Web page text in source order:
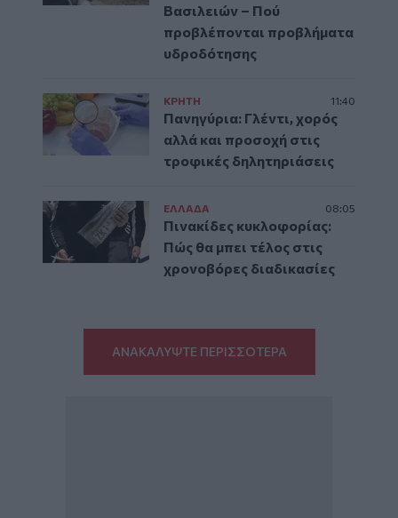
Βασιλειών – Πού
προβλέπονται προβλήματα
υδροδότησης
ΚΡΗΤΗ 11:40
Πανηγύρια: Γλέντι, χορός
αλλά και προσοχή στις
τροφικές δηλητηριάσεις
ΕΛΛAΔΑ 08:05
Πινακίδες κυκλοφορίας:
Πώς θα μπει τέλος στις
χρονοβόρες διαδικασίες
ΑΝΑΚΑΛΥΨΤΕ ΠΕΡΙΣΣΟΤΕΡΑ